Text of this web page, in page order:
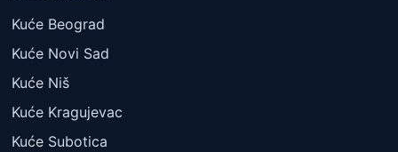
Kuće Beograd
Kuće Novi Sad
Kuće Niš
Kuće Kragujevac
Kuće Subotica